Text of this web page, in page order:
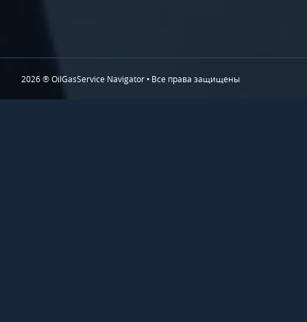
2026 ® OilGasService Navigator • Все права защищены